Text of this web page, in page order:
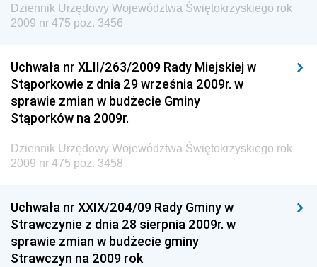
Wewnętrznego
Dziennik Urzędowy Urzędu Patentowego
Dziennik Urzędowy Generalnej Dyrekcji Dróg
Krajowych i Autostrad
Dziennik Urzędowy Ministra Środowiska
Dziennik Urzędowy Ministra Edukacji
Dziennik Urzędowy Ministra Przemysłu
Dziennik Urzędowy Ministra Finansów i Gospodarki
Dziennik Urzędowy Ministra do Spraw Unii
Dziennik Urzędowy Województwa Świętokrzyskiego rok
2009 nr 475 poz. 3456
Uchwała nr XLII/263/2009 Rady Miejskiej w
Stąporkowie z dnia 29 września 2009r. w
sprawie zmian w budżecie Gminy
Stąporków na 2009r.
Dziennik Urzędowy Województwa Świętokrzyskiego rok
2009 nr 475 poz. 3458
Uchwała nr XXIX/204/09 Rady Gminy w
Strawczynie z dnia 28 sierpnia 2009r. w
sprawie zmian w budżecie gminy
Strawczyn na 2009 rok